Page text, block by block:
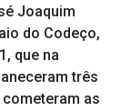
Joaquim
do Codeço,
que na
três
as